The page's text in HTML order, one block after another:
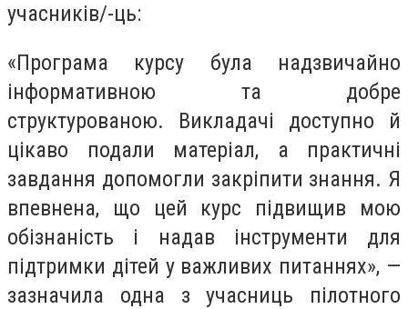
учасників/-ць:
«Програма курсу була надзвичайно
інформативною та добре
структурованою. Викладачі доступно й
цікаво подали матеріал, а практичні
завдання допомогли закріпити знання. Я
впевнена, що цей курс підвищив мою
обізнаність і надав інструменти для
підтримки дітей у важливих питаннях», —
зазначила одна з учасниць пілотного